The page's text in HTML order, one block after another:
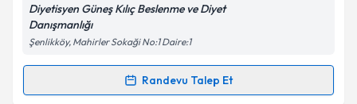
Kişisel verilerimin işlenmesine ilişkin
Metni
kapsamda işlenmesini kabul ediyorum.
Takvim Talebini Gönder
Diyetisyen Güneş Kılıç Beslenme ve Diyet
Danışmanlığı
Şenlikköy, Mahirler Sokaği No:1 Daire:1
Randevu Talep Et
Randevu Takvimi Talebi